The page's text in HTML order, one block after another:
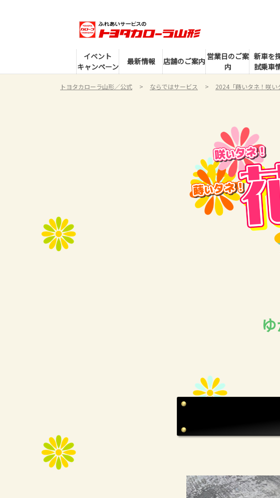
イベント
キャンペーン
最新情報 店舗のご案内 営業日のご案
内
新車を
試乗車
トヨタカローラ山形／公式 ならではサービス 2024「蒔いタネ！咲い